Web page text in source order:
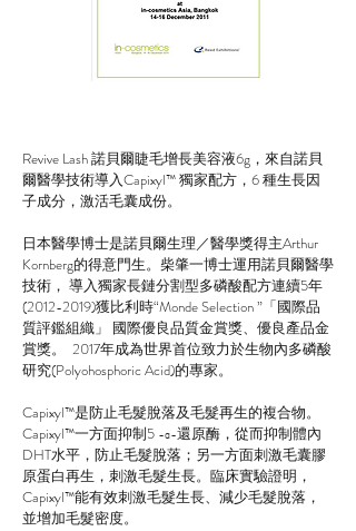
Revive Lash 諾貝爾睫毛增長美容液6g，來自諾貝
爾醫學技術導入Capixyl™ 獨家配方，6 種生長因
子成分，激活毛囊成份。
日本醫學博士是諾貝爾生理／醫學獎得主Arthur
Kornberg的得意門生。柴肇一博士運用諾貝爾醫學
技術， 導入獨家長鏈分割型多磷酸配方連續5年
(2012-2019)獲比利時“Monde Selection ”「國際品
質評鑑組織」 國際優良品質金賞獎、優良產品金
賞獎。 2017年成為世界首位致力於生物內多磷酸
研究(Polyohosphoric Acid)的專家。
Capixyl™是防止毛髮脫落及毛髮再生的複合物。
Capixyl™一方面抑制5 -α-還原酶，從而抑制體內
DHT水平，防止毛髮脫落；另一方面刺激毛囊膠
原蛋白再生，刺激毛髮生長。臨床實驗證明，
Capixyl™能有效刺激毛髮生長、減少毛髮脫落，
並增加毛髮密度。